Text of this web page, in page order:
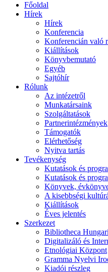
Főoldal
Hírek
Hírek
Konferencia
Konferencián való
Kiállítások
Könyvbemutató
Egyéb
Sajtóhír
Rólunk
Az intézetről
Munkatársaink
Szolgáltatások
Partnerintézmények
Támogatók
Elérhetőség
Nyitva tartás
Tevékenység
Kutatások és
Kutatások és
Könyvek,
A kisebbségi
Kiállítások
Éves jelentés
Szerkezet
Bibliotheca
Digitalizáló és
Etnológiai Központ
Gramma Nyelvi
Kiadói részleg